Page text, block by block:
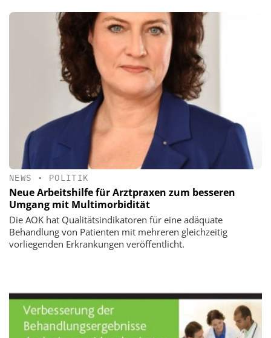
NEWS • POLITIK
Neue Arbeitshilfe für Arztpraxen zum besseren
Umgang mit Multimorbidität
Die AOK hat Qualitätsindikatoren für eine adäquate
Behandlung von Patienten mit mehreren gleichzeitig
vorliegenden Erkrankungen veröffentlicht.